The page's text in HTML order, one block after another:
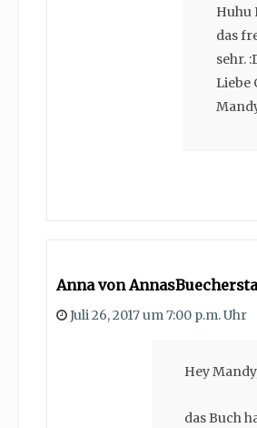
Huhu
das
sehr.
Liebe
Anna von
Juli 26, 2017 um 7:00 p.m. Uhr
Hey
das Buch